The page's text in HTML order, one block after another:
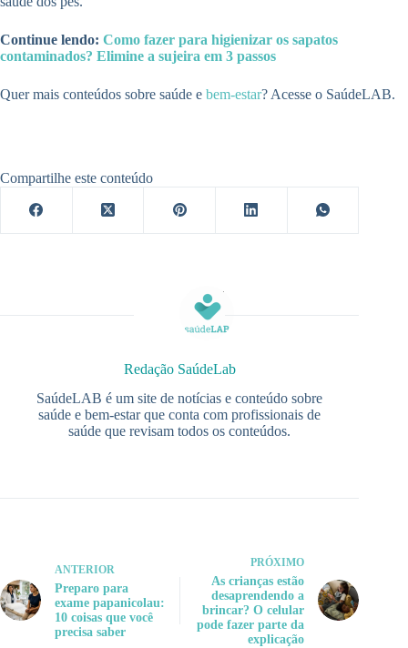
Continue lendo: Como fazer para higienizar os sapatos
contaminados? Elimine a sujeira em 3 passos
Quer mais conteúdos sobre saúde e bem-estar? Acesse o SaúdeLAB.
Compartilhe este conteúdo
Redação SaúdeLab
SaúdeLAB é um site de notícias e conteúdo sobre
saúde e bem-estar que conta com profissionais de
saúde que revisam todos os conteúdos.
ANTERIOR
Preparo para
exame papanicolau:
10 coisas que você
precisa saber
PRÓXIMO
As crianças estão
desaprendendo a
brincar? O celular
pode fazer parte da
explicação